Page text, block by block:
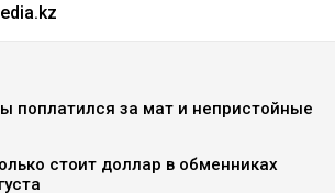
поплатился за мат и непристойные
стоит доллар в обменниках